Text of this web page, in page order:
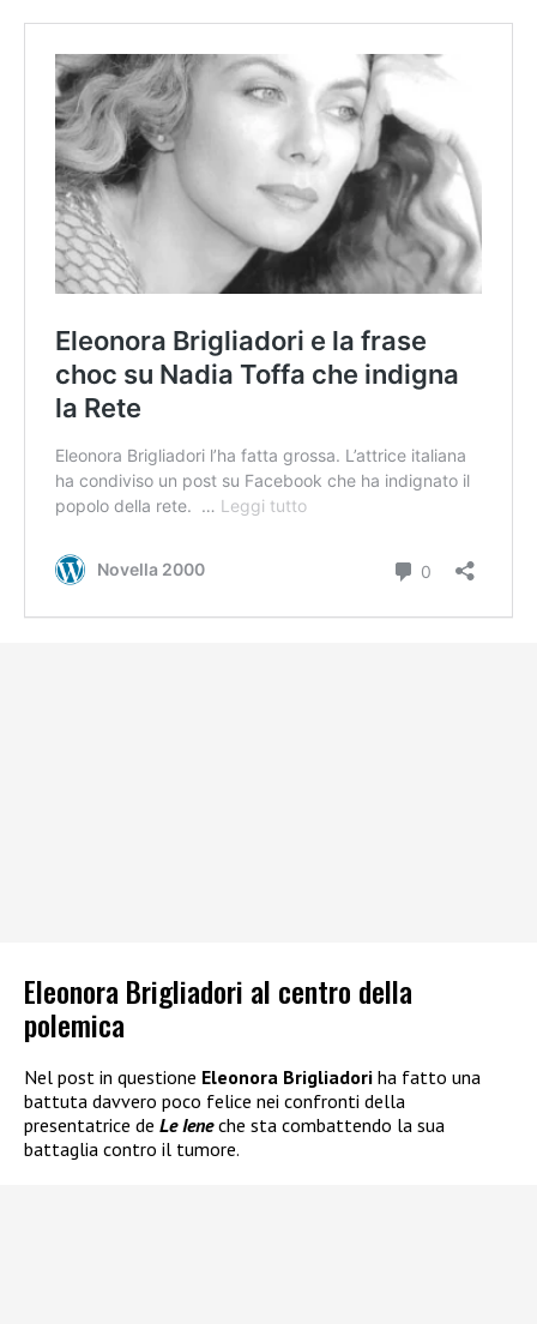
Eleonora Brigliadori al centro della
polemica
Nel post in questione Eleonora Brigliadori ha fatto una
battuta davvero poco felice nei confronti della
presentatrice de Le Ieneche sta combattendo la sua
battaglia contro il tumore.